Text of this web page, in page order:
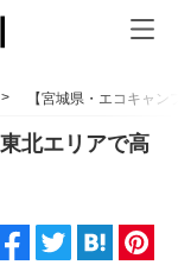
【宮城県・エコキャ
北エリアで高